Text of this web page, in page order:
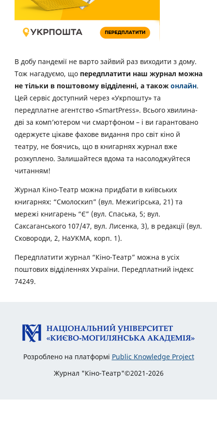
В добу пандемії не варто зайвий раз виходити з дому.
Тож нагадуємо, що передплатити наш журнал можна
не тільки в поштовому відділенні, а також онлайн.
Цей сервіс доступний через «Укрпошту» та
передплатне агентство «SmartPress». Всього хвилина-
дві за комп’ютером чи смартфоном – і ви гарантовано
одержуєте цікаве фахове видання про світ кіно й
театру, не боячись, що в книгарнях журнал вже
розкуплено. Залишайтеся вдома та насолоджуйтеся
читанням!
Журнал Кіно-Театр можна придбати в київських
книгарнях: “Смолоскип” (вул. Межигірська, 21) та
мережі книгарень “Є” (вул. Спаська, 5; вул.
Саксаганського 107/47, вул. Лисенка, 3), в редакції (вул.
Сковороди, 2, НаУКМА, корп. 1).
Передплатити журнал “Кіно-Театр” можна в усіх
поштових відділеннях України. Передплатний індекс
74249.
Розроблено на платформі Public Knowledge Project
Журнал "Кіно-Театр"©2021-2026